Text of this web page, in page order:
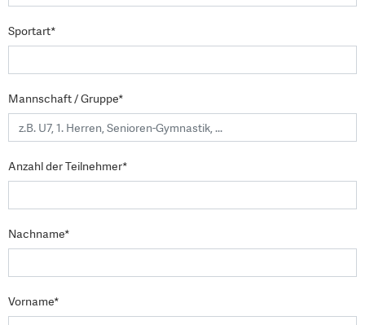
Sportart*
Mannschaft / Gruppe*
Anzahl der Teilnehmer*
Nachname*
Vorname*